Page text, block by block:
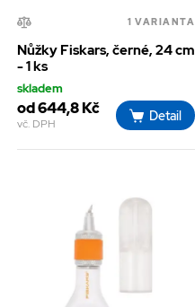
1 VARIANTA
Nůžky Fiskars, černé, 24 cm
- 1 ks
skladem
od 644,8 Kč
vč. DPH
Detail